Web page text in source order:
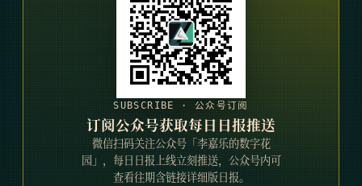
SUBSCRIBE · 公众号订阅
订阅公众号获取每日日报推送
微信扫码关注公众号「李嘉乐的数字花
园」，每日日报上线立刻推送，公众号内可
查看往期含链接详细版日报。